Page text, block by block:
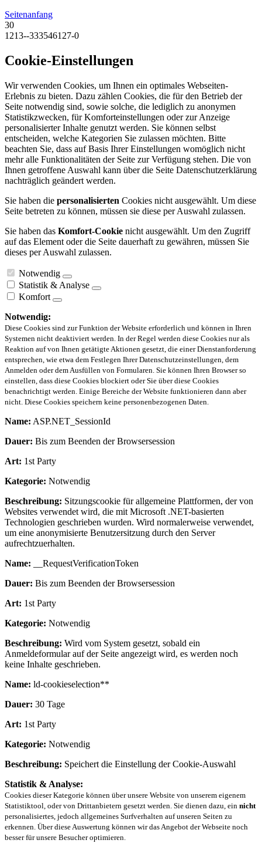
Seitenanfang
30
1213--333546127-0
Cookie-Einstellungen
Wir verwenden Cookies, um Ihnen ein optimales Webseiten-
Erlebnis zu bieten. Dazu zählen Cookies, die für den Betrieb der
Seite notwendig sind, sowie solche, die lediglich zu anonymen
Statistikzwecken, für Komforteinstellungen oder zur Anzeige
personalisierter Inhalte genutzt werden. Sie können selbst
entscheiden, welche Kategorien Sie zulassen möchten. Bitte
beachten Sie, dass auf Basis Ihrer Einstellungen womöglich nicht
mehr alle Funktionalitäten der Seite zur Verfügung stehen. Die von
Ihnen getroffene Auswahl kann über die Seite Datenschutzerklärung
nachträglich geändert werden.
Sie haben die personalisierten Cookies nicht ausgewählt. Um diese
Seite betreten zu können, müssen sie diese per Auswahl zulassen.
Sie haben das Komfort-Cookie nicht ausgewählt. Um den Zugriff
auf das Element oder die Seite dauerhaft zu gewähren, müssen Sie
dieses per Auswahl zulassen.
Notwendig
Statistik & Analyse
Komfort
Notwendig:
Diese Cookies sind zur Funktion der Website erforderlich und können in Ihren
Systemen nicht deaktiviert werden. In der Regel werden diese Cookies nur als
Reaktion auf von Ihnen getätigte Aktionen gesetzt, die einer Dienstanforderung
entsprechen, wie etwa dem Festlegen Ihrer Datenschutzeinstellungen, dem
Anmelden oder dem Ausfüllen von Formularen. Sie können Ihren Browser so
einstellen, dass diese Cookies blockiert oder Sie über diese Cookies
benachrichtigt werden. Einige Bereiche der Website funktionieren dann aber
nicht. Diese Cookies speichern keine personenbezogenen Daten.
Name: ASP.NET_SessionId
Dauer: Bis zum Beenden der Browsersession
Art: 1st Party
Kategorie: Notwendig
Beschreibung: Sitzungscookie für allgemeine Plattformen, der von
Websites verwendet wird, die mit Microsoft .NET-basierten
Technologien geschrieben wurden. Wird normalerweise verwendet,
um eine anonymisierte Benutzersitzung durch den Server
aufrechtzuerhalten.
Name: __RequestVerificationToken
Dauer: Bis zum Beenden der Browsersession
Art: 1st Party
Kategorie: Notwendig
Beschreibung: Wird vom System gesetzt, sobald ein
Anmeldeformular auf der Seite angezeigt wird, es werden noch
keine Inhalte geschrieben.
Name: ld-cookieselection**
Dauer: 30 Tage
Art: 1st Party
Kategorie: Notwendig
Beschreibung: Speichert die Einstellung der Cookie-Auswahl
Statistik & Analyse:
Cookies dieser Kategorie können über unsere Website von unserem eigenem
Statistiktool, oder von Drittanbietern gesetzt werden. Sie dienen dazu, ein nicht
personalisiertes, jedoch allgemeines Surfverhalten auf unseren Seiten zu
erkennen. Über diese Auswertung können wir das Angebot der Webseite noch
besser für unsere Besucher optimieren.